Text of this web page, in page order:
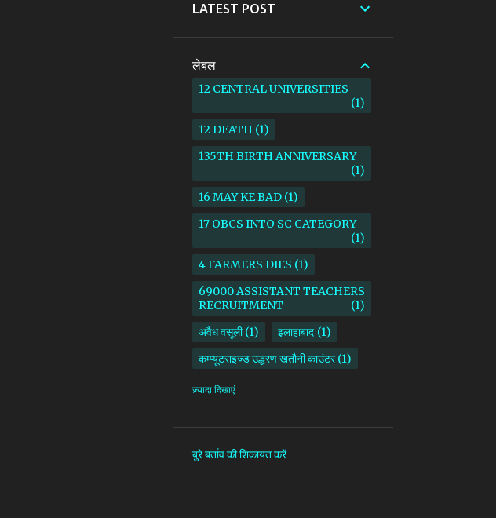
LATEST POST
लेबल
12 CENTRAL UNIVERSITIES
1
12 DEATH 1
135TH BIRTH ANNIVERSARY
1
16 MAY KE BAD 1
17 OBCS INTO SC CATEGORY
1
4 FARMERS DIES 1
69000 ASSISTANT TEACHERS
RECRUITMENT
1
अवैध वसूली 1 इलाहाबाद 1
कम्प्यूटराइज्ड उद्धरण खतौनी काउंटर 1
किसान 1
AAM ADAMI PARTY
ज़्यादा दिखाएं
बुरे बर्ताव की शिकायत करें